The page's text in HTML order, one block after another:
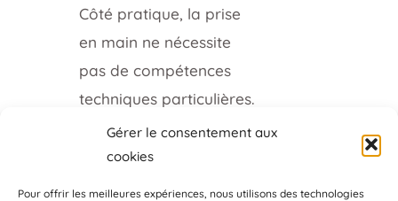
Gérer le consentement aux
cookies
Pour offrir les meilleures expériences, nous utilisons des technologies
Côté pratique, la prise
en main ne nécessite
pas de compétences
techniques particulières.
Les formateurs y
trouvent un allié pour